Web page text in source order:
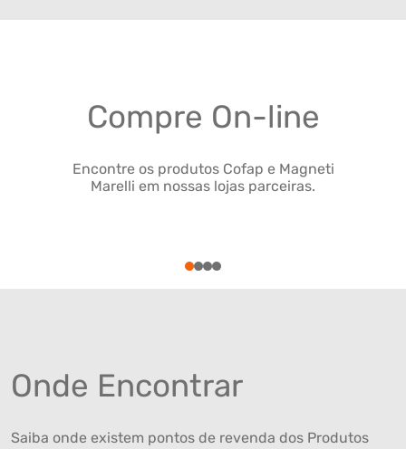
Compre On-line
Encontre os produtos Cofap e Magneti
Marelli em nossas lojas parceiras.
1234
Onde Encontrar
Saiba onde existem pontos de revenda dos Produtos